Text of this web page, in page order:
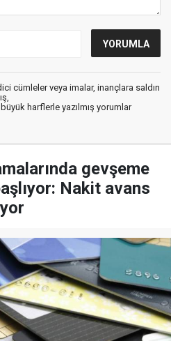
cümleler veya imalar, inançlara saldırı
harflerle yazılmış yorumlar
gevşeme
Nakit avans